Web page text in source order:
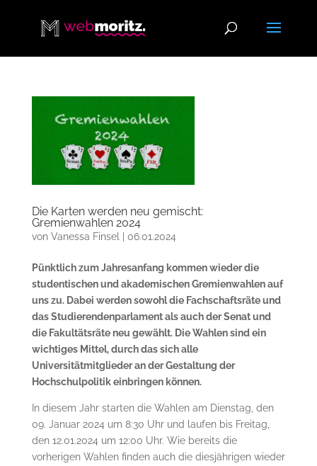
Die Karten werden neu gemischt:
Gremienwahlen 2024
von Vanessa Finsel | 06.01.2024
Pünktlich zum Jahresanfang kommen wieder die
studentischen und akademischen Gremienwahlen auf
uns zu. Dabei werden sowohl die Fachschaftsräte und
das Studierendenparlament als auch der Senat und
die Fakultätsräte neu gewählt. Die Wahlen sind ein
wichtiges Mittel, durch das sich alle
Universitätmitglieder an der Gestaltung der
Hochschulpolitik einbringen können.
In diesem Jahr starten die Wahlen am Dienstag, den
09. Januar 2024 um 8:30 Uhr und laufen bis Freitag,
den 12.01.2024 um 12:00 Uhr. Wie bereits die
vorherigen Wahlen finden auch die diesjährigen wieder